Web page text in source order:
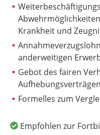
Krankheit und
anderweitigen
Gebot des fairen
Aufhebungsverträgen
Formelles zum
Empfohlen zur